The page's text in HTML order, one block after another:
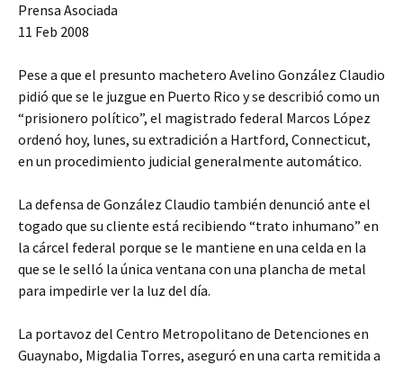
Prensa Asociada
11 Feb 2008
Pese a que el presunto machetero Avelino González Claudio
pidió que se le juzgue en Puerto Rico y se describió como un
“prisionero político”, el magistrado federal Marcos López
ordenó hoy, lunes, su extradición a Hartford, Connecticut,
en un procedimiento judicial generalmente automático.
La defensa de González Claudio también denunció ante el
togado que su cliente está recibiendo “trato inhumano” en
la cárcel federal porque se le mantiene en una celda en la
que se le selló la única ventana con una plancha de metal
para impedirle ver la luz del día.
La portavoz del Centro Metropolitano de Detenciones en
Guaynabo, Migdalia Torres, aseguró en una carta remitida a